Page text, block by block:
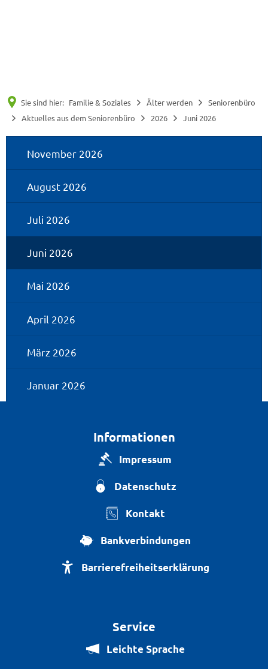
Sie sind hier: Familie & Soziales Älter werden
Seniorenbüro
Aktuelles aus dem Seniorenbüro
2026 Juni 2026
Juni
2026
November 2026
August 2026
Juli 2026
Juni 2026
Mai 2026
April 2026
März 2026
Januar 2026
Informationen
Impressum
Datenschutz
Kontakt
Bankverbindungen
Barrierefreiheitserklärung
Service
Leichte Sprache